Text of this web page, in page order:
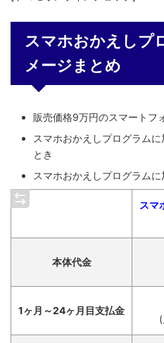
スマホおかえしプ
メージまとめ
販売価格9万円のスマートフ
スマホおかえしプログラム
とき
スマホおかえしプログラム
スマ
本体代金
1ヶ月～24ヶ月目支払金